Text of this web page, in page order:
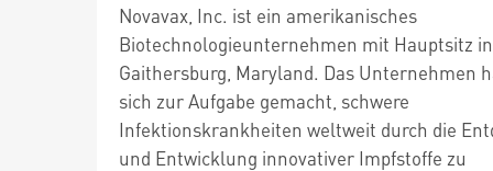
Novavax, Inc. ist ein amerikanisches
Biotechnologieunternehmen mit Hauptsitz in
Gaithersburg, Maryland. Das Unternehmen
sich zur Aufgabe gemacht, schwere
Infektionskrankheiten weltweit durch die
und Entwicklung innovativer Impfstoffe zu